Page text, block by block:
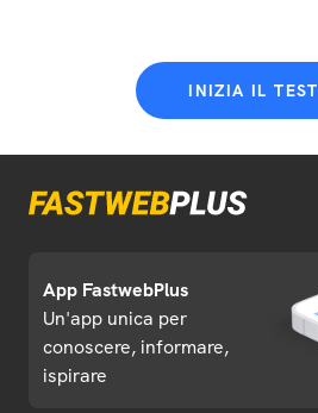
INIZIA IL TEST
App FastwebPlus
Un'app unica per
conoscere, informare,
ispirare